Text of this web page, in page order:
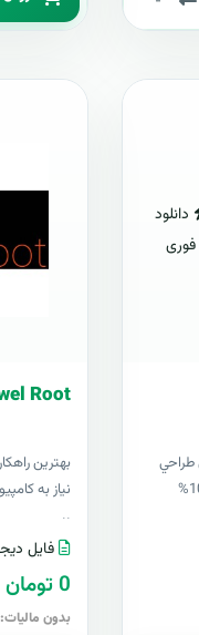
دانلود
فوری
طراحي
شده 201621 فونت دست چين کازيو 100%
Root
بهترين
..
فایل
0 تومان
بدون مالیات: 0